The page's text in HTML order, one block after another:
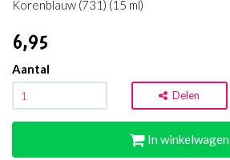
Korenblauw (731) (15 ml)
6,95
Aantal
Delen
In winkelwagen